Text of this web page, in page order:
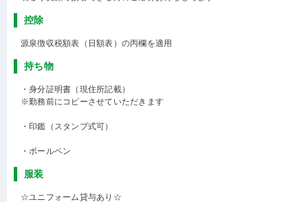
控除
源泉徴収税額表（日額表）の丙欄を適用
持ち物
・身分証明書（現住所記載）
※勤務前にコピーさせていただきます
・印鑑（スタンプ式可）
・ボールペン
服装
☆ユニフォーム貸与あり☆